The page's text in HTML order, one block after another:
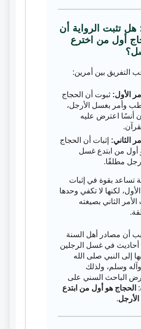
هل تثبت الرواية أن
أول من اخترع
التفريق بين أمرين:
الأول: ثبوت أن الحجاج
وأمر بغسل الأرجل،
أنسًا اعترض عليه
الثاني: إثبات أن الحجاج
أول من ابتدع غسل
مطلقًا.
تساعد بقوة في إثبات
الأول، لكنها لا تكفي وحدها
الأمر الثاني بصيغته
أن مصادر أهل السنة
أحاديث في غسل الرجلين
إلى النبي صلى الله
وسلم، ولذلك
الباحث السني على
الحجاج هو أول من ابتدع
.